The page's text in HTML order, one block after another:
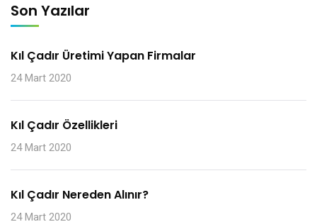
Son Yazılar
Kıl Çadır Üretimi Yapan Firmalar
24 Mart 2020
Kıl Çadır Özellikleri
24 Mart 2020
Kıl Çadır Nereden Alınır?
24 Mart 2020